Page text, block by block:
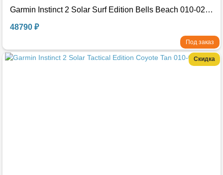
Garmin Instinct 2 Solar Surf Edition Bells Beach 010-02627-15
Под заказ
48790 ₽
Скидка